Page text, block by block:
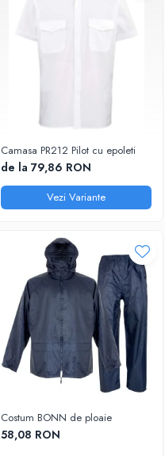
Camasa PR212 Pilot cu epoleti
de la 79,86 RON
Vezi Variante
Costum BONN de ploaie
58,08 RON